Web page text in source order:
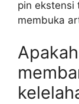
pin ekstensi
membuka